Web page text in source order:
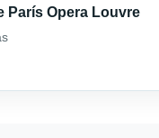
París Opera Louvre